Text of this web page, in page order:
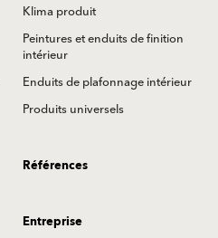
Klima produit
Peintures et enduits de finition
intérieur
Enduits de plafonnage intérieur
Produits universels
Références
Entreprise